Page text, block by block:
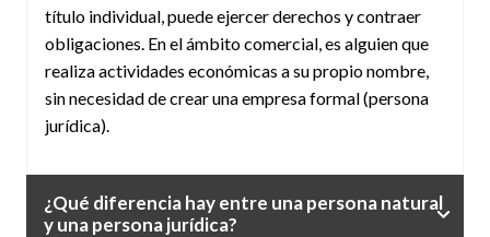
título individual, puede ejercer derechos y contraer
obligaciones. En el ámbito comercial, es alguien que
realiza actividades económicas a su propio nombre,
sin necesidad de crear una empresa formal (persona
jurídica).
¿Qué diferencia hay entre una persona natural
y una persona jurídica?